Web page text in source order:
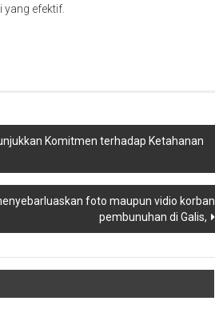
efektif.
Komitmen terhadap Ketahanan
foto maupun vidio korban
pembunuhan di Galis,